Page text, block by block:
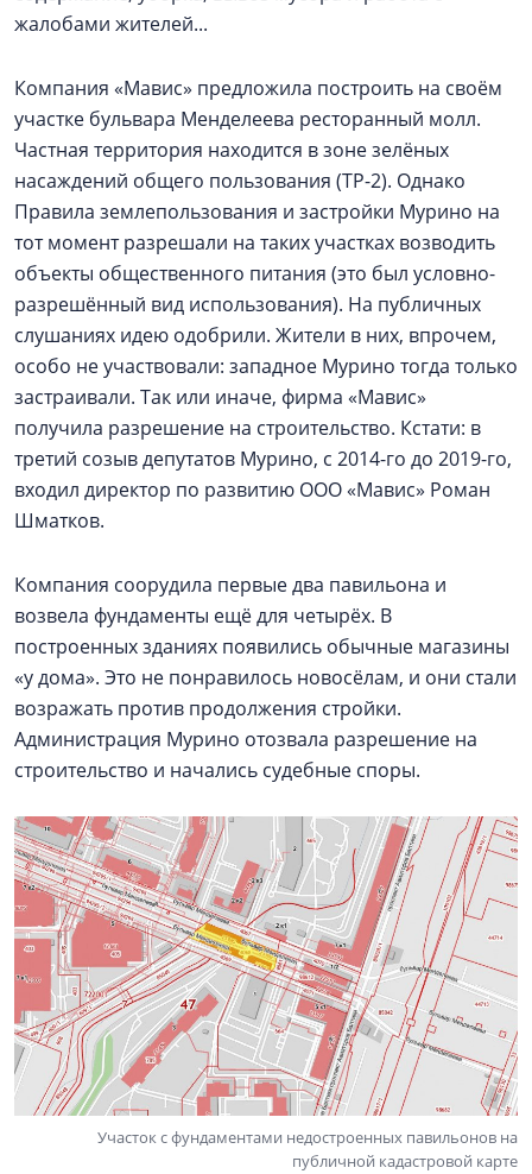
жалобами жителей...
Компания «Мавис» предложила построить на своём
участке бульвара Менделеева ресторанный молл.
Частная территория находится в зоне зелёных
насаждений общего пользования (TP-2). Однако
Правила землепользования и застройки Мурино на
тот момент разрешали на таких участках возводить
объекты общественного питания (это был условно-
разрешённый вид использования). На публичных
слушаниях идею одобрили. Жители в них, впрочем,
особо не участвовали: западное Мурино тогда только
застраивали. Так или иначе, фирма «Мавис»
получила разрешение на строительство. Кстати: в
третий созыв депутатов Мурино, с 2014-го до 2019-го,
входил директор по развитию ООО «Мавис» Роман
Шматков.
Компания соорудила первые два павильона и
возвела фундаменты ещё для четырёх. В
построенных зданиях появились обычные магазины
«у дома». Это не понравилось новосёлам, и они стали
возражать против продолжения стройки.
Администрация Мурино отозвала разрешение на
строительство и начались судебные споры.
Участок с фундаментами недостроенных павильонов на
публичной кадастровой карте